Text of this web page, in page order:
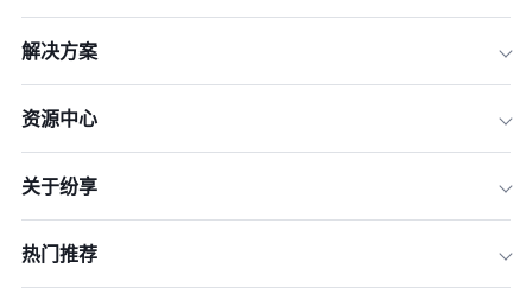
作举步维艰
解决方案
资源中心
关于纷享
热门推荐